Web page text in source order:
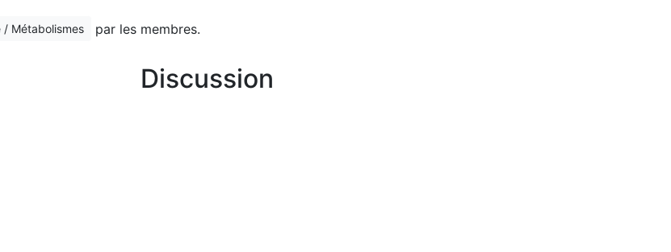
/ Métabolismes par les membres.
Discussion